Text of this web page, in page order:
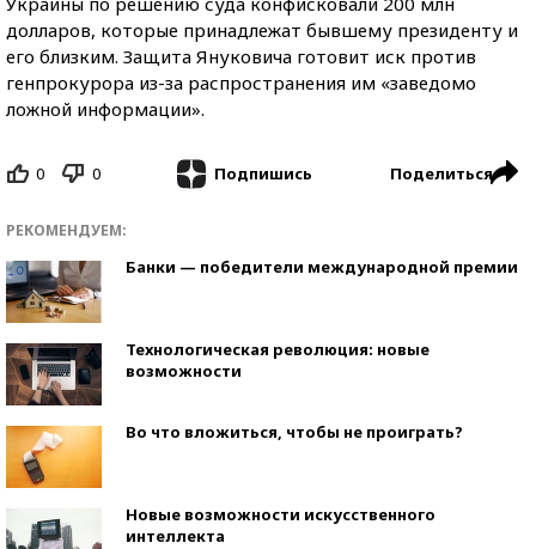
долларов, которые принадлежат бывшему президенту и
его близким. Защита Януковича готовит иск против
генпрокурора из-за распространения им «заведомо
ложной информации».
0 0 Подпишись Поделиться
РЕКОМЕНДУЕМ:
Банки — победители международной премии
Технологическая революция: новые
возможности
Во что вложиться, чтобы не проиграть?
Новые возможности искусственного
интеллекта